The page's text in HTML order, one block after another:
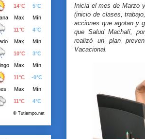
Inicia el mes de Marzo
(inicio de clases,
acciones que agotan y
que Salud Machalí,
realizó un plan
Vacacional.